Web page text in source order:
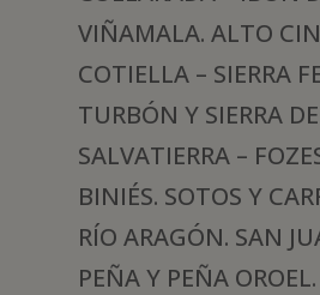
VIÑAMALA. ALTO
COTIELLA – SIERRA
TURBÓN Y SIERRA
SALVATIERRA –
BINIÉS. SOTOS Y
RÍO ARAGÓN. SAN
PEÑA Y PEÑA